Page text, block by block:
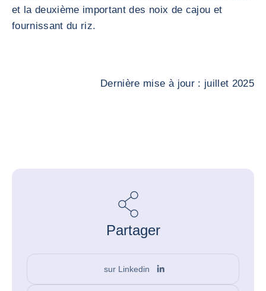
et la deuxième important des noix de cajou et
fournissant du riz.
Dernière mise à jour : juillet 2025
Partager
sur Linkedin